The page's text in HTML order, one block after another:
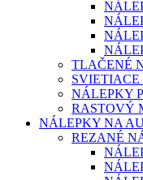
TLAČENÉ
NÁLEPKY
RASTOVÝ
NÁLEPKY NA
REZANÉ